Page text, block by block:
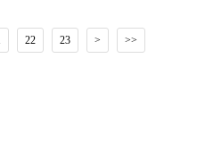
22 23 > >>